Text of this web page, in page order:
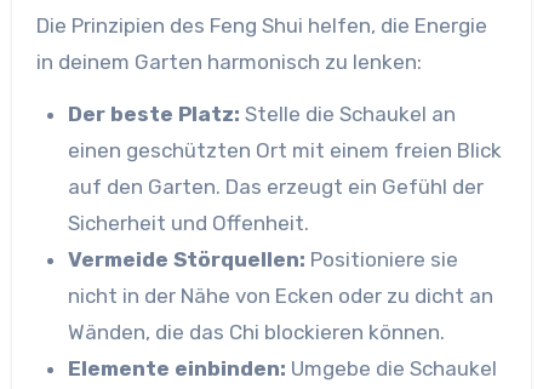
Die Prinzipien des Feng Shui helfen, die Energie
in deinem Garten harmonisch zu lenken:
Der beste Platz: Stelle die Schaukel an
einen geschützten Ort mit einem freien Blick
auf den Garten. Das erzeugt ein Gefühl der
Sicherheit und Offenheit.
Vermeide Störquellen: Positioniere sie
nicht in der Nähe von Ecken oder zu dicht an
Wänden, die das Chi blockieren können.
Elemente einbinden: Umgebe die Schaukel